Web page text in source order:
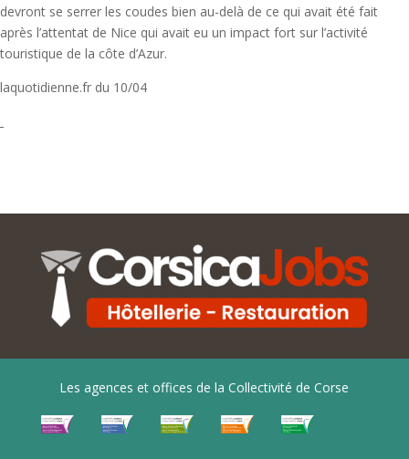
devront se serrer les coudes bien au-delà de ce qui avait été fait
après l’attentat de Nice qui avait eu un impact fort sur l’activité
touristique de la côte d’Azur.
laquotidienne.fr du 10/04
Les agences et offices de la Collectivité de Corse